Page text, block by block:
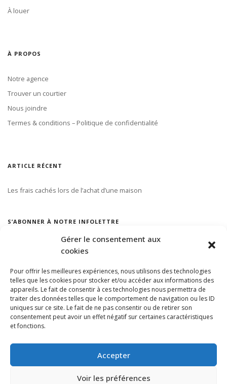
Gérer le consentement aux
cookies
Pour offrir les meilleures expériences, nous utilisons des technologies
telles que les cookies pour stocker et/ou accéder aux informations des
appareils. Le fait de consentir à ces technologies nous permettra de
traiter des données telles que le comportement de navigation ou les ID
uniques sur ce site. Le fait de ne pas consentir ou de retirer son
consentement peut avoir un effet négatif sur certaines caractéristiques
et fonctions.
Accepter
Voir les préférences
À louer
À PROPOS
Notre agence
Trouver un courtier
Nous joindre
Termes & conditions – Politique de confidentialité
ARTICLE RÉCENT
Les frais cachés lors de l’achat d’une maison
S’ABONNER À NOTRE INFOLETTRE